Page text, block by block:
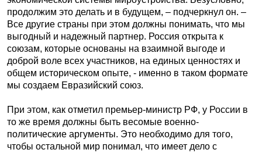
продолжим это делать и в будущем, – подчеркнул он. –
Все другие страны при этом должны понимать, что мы
выгодный и надежный партнер. Россия открыта к
союзам, которые основаны на взаимной выгоде и
доброй воле всех участников, на единых ценностях и
общем историческом опыте, - именно в таком формате
мы создаем Евразийский союз.
При этом, как отметил премьер-министр РФ, у России в
то же время должны быть весомые военно-
политические аргументы. Это необходимо для того,
чтобы остальной мир понимал, что имеет дело с